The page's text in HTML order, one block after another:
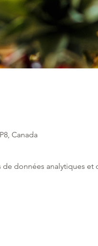
Canada
données analytiques